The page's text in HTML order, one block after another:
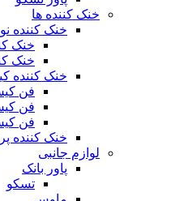
خنک کننده ها
خنک کننده
خنک
خنک
خنک کننده
فن
فن
فن
خنک کننده
لوازم جانبی
پاور بانک
تسکو